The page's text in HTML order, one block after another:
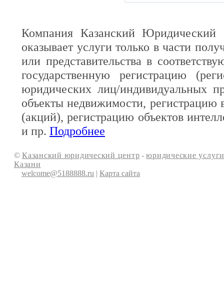
Компания Казанский Юридический
оказывает услуги только в части
или представительства в
государственную регистрацию
юридических лиц/индивидуальных
объекты недвижимости, регистрацию
(акций), регистрацию объектов
и пр. Подробнее
© Казанский юридический центр -юридические
Казани
welcome@5188888.ru | Карта сайта